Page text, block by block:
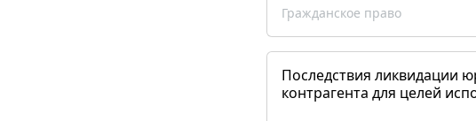
Гражданское право
Последствия ликвидации
контрагента для целей